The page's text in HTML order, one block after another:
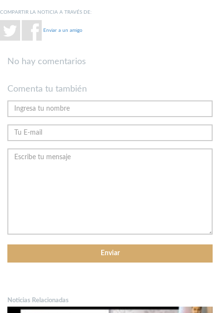
COMPARTIR LA NOTICIA A TRAVÉS DE:
Enviar a un amigo
No hay comentarios
Comenta tu también
Noticias Relacionadas